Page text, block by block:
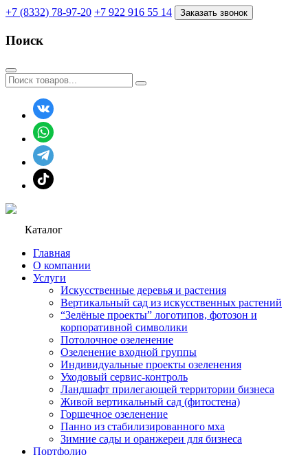
+7 (8332) 78-97-20 +7 922 916 55 14 Заказать звонок
Поиск
Каталог
Главная
О компании
Услуги
Искусственные деревья и растения
Вертикальный сад из искусственных растений
“Зелёные проекты” логотипов, фотозон и
корпоративной символики
Потолочное озеленение
Озеленение входной группы
Индивидуальные проекты озеленения
Уходовый сервис-контроль
Ландшафт прилегающей территории бизнеса
Живой вертикальный сад (фитостена)
Горшечное озеленение
Панно из стабилизированного мха
Зимние сады и оранжереи для бизнеса
Портфолио